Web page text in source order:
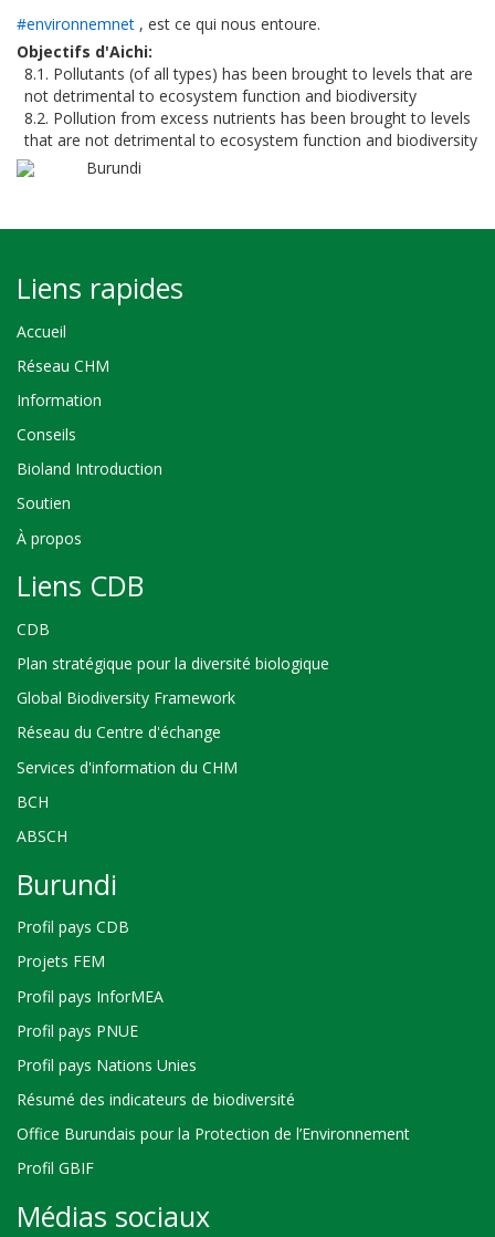
#environnemnet , est ce qui nous entoure.
Objectifs d'Aichi
8.1. Pollutants (of all types) has been brought to levels that are
not detrimental to ecosystem function and biodiversity
8.2. Pollution from excess nutrients has been brought to levels
that are not detrimental to ecosystem function and biodiversity
Burundi
Liens rapides
Accueil
Réseau CHM
Information
Conseils
Bioland Introduction
Soutien
À propos
Liens CDB
CDB
Plan stratégique pour la diversité biologique
Global Biodiversity Framework
Réseau du Centre d'échange
Services d'information du CHM
BCH
ABSCH
Burundi
Profil pays CDB
Projets FEM
Profil pays InforMEA
Profil pays PNUE
Profil pays Nations Unies
Résumé des indicateurs de biodiversité
Office Burundais pour la Protection de l’Environnement
Profil GBIF
Médias sociaux